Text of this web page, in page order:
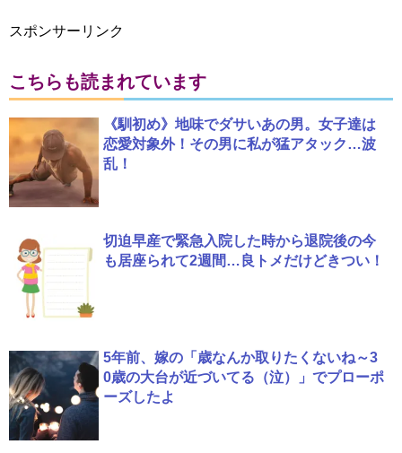
スポンサーリンク
こちらも読まれています
《馴初め》地味でダサいあの男。女子達は
恋愛対象外！その男に私が猛アタック…波
乱！
切迫早産で緊急入院した時から退院後の今
も居座られて2週間…良トメだけどきつい！
5年前、嫁の「歳なんか取りたくないね～3
0歳の大台が近づいてる（泣）」でプローポ
ーズしたよ